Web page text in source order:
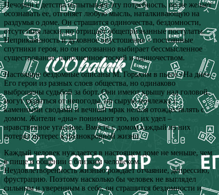
Печорин с детства испытывает эту потребность, но не желает
осознавать ее, отгоняет любую мысль, наталкивающую на
раздумья о доме. Он страшится одиночества, бездомности,
отсутствия ласки, но отрицает общепризнанные постулаты.
Неприкаянность и духовное опустошение – постоянные
спутники героя, но он осознанно выбирает бессмысленное
существование, наполненное тоской и одиночеством.
Настоящие бездомные описаны М. Горьким в пьесе «На дне».
Его герои из разных слоев общества, но одинаково
выброшены судьбой за борт. Они имеют крышу над головой,
могут укрыться от непогоды, но сырую ночлежку с
каменными сводами и вечный мрак нельзя отождествлять с
домом. Жители «дна» понимают это, но их удел –
нравственное угасание. Вместе с домом каждый из них
потерял интерес к полнокровной жизни.
Каждый человек нуждается в настоящем доме не меньше, чем
в пище и общении с близким человеком.
Неудовлетворенность жизнью рождает отчаяние, депрессию,
фрустрацию. Поэтому насколько бы человек не выглядел
сильным и уверенным в себе, он страшится бездомности и